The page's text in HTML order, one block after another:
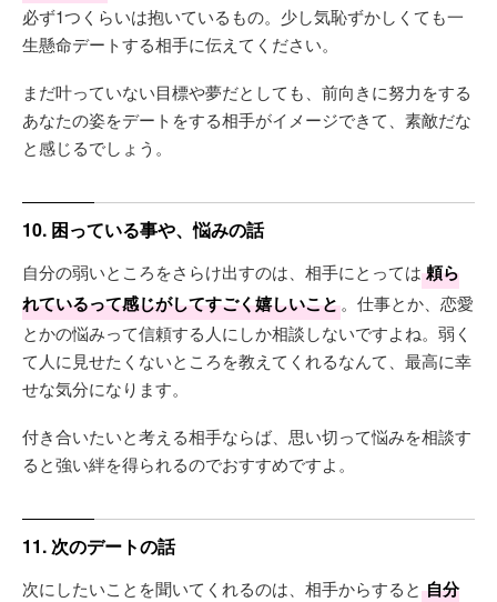
必ず1つくらいは抱いているもの。少し気恥ずかしくても一
生懸命デートする相手に伝えてください。
まだ叶っていない目標や夢だとしても、前向きに努力をする
あなたの姿をデートをする相手がイメージできて、素敵だな
と感じるでしょう。
10. 困っている事や、悩みの話
自分の弱いところをさらけ出すのは、相手にとっては 頼ら
れているって感じがしてすごく嬉しいこと。仕事とか、恋愛
とかの悩みって信頼する人にしか相談しないですよね。弱く
て人に見せたくないところを教えてくれるなんて、最高に幸
せな気分になります。
付き合いたいと考える相手ならば、思い切って悩みを相談す
ると強い絆を得られるのでおすすめですよ。
11. 次のデートの話
次にしたいことを聞いてくれるのは、相手からすると 自分